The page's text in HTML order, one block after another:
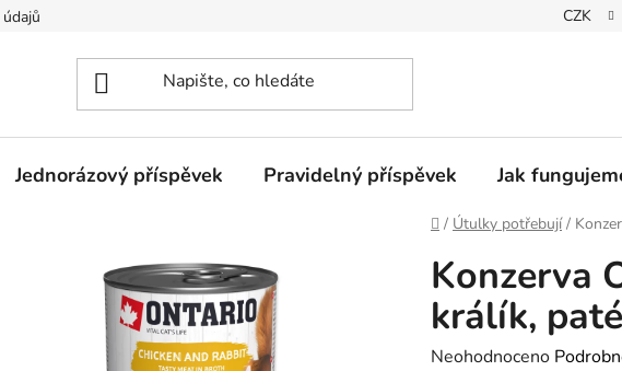
CZK
Jednorázový příspěvek Pravidelný příspěvek Jak
Domů
/ Útulky potřebují /
Konzerva
králík, paté
Průměrné
Neohodnoceno